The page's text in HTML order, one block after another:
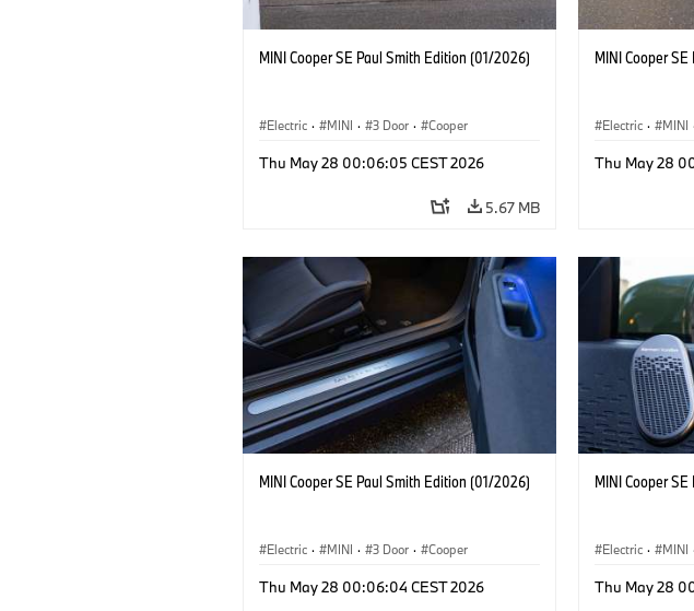
MINI Cooper SE Paul Smith Edition (01/2026)
Electric · MINI · 3 Door · Cooper
Thu May 28 00:06:05 CEST 2026
5.67 MB
MINI Cooper
Electric · MINI
Thu May 28
MINI Cooper SE Paul Smith Edition (01/2026)
Electric · MINI · 3 Door · Cooper
Thu May 28 00:06:04 CEST 2026
MINI Cooper
Electric · MINI
Thu May 28